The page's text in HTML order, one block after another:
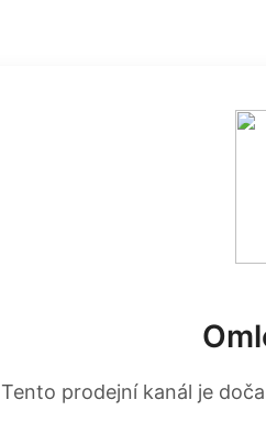
Tento prodejní kanál je